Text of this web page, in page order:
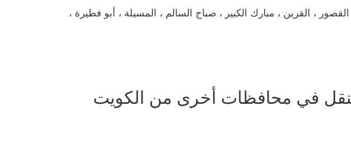
، القرين ، مبارك الكبير ، صباح السالم ، المسيلة ، أبو فطيرة ،
في محافظات أخرى من الكويت